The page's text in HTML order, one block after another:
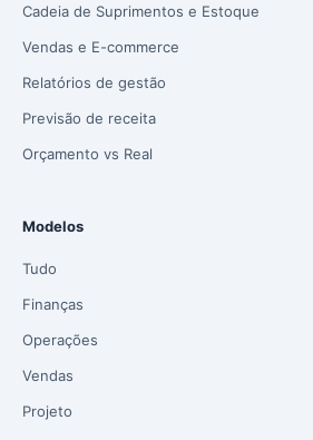
Cadeia de Suprimentos e Estoque
Vendas e E-commerce
Relatórios de gestão
Previsão de receita
Orçamento vs Real
Modelos
Tudo
Finanças
Operações
Vendas
Projeto